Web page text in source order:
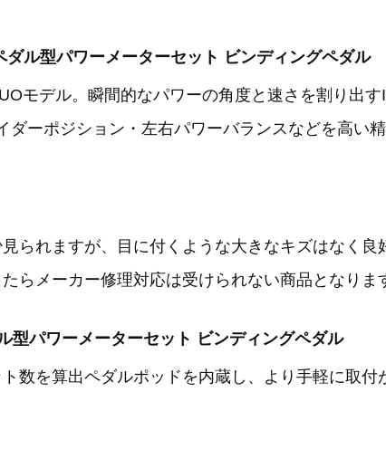
ル型パワーメーターセット ビンディングペダル
モデル。瞬間的なパワーの角度と速さを割り出
ーポジション・左右パワーバランスなどを高い精
られますが、目に付くような大きなキズはなく良
らメーカー修理対応は受けられない商品となりま
パワーメーターセット ビンディングペダル
数を算出ペダルポッドを内蔵し、より手軽に取